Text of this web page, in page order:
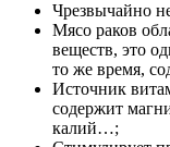
Чрезвычайно
Мясо раков
веществ, это
то же время,
Источник
содержит
калий…;